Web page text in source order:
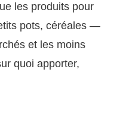
les produits pour
pots, céréales —
et les moins
quoi apporter,